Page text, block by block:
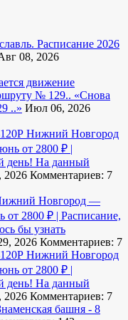
Расписание 2026
08, 2026
движение
№ 129.. «Снова
..» Июл 06, 2026
Нижний Новгород
от 2800 ₽ |
день! На данный
Комментариев: 7
Новгород —
от 2800 ₽ | Расписание,
бы узнать
2026 Комментариев: 7
Нижний Новгород
от 2800 ₽ |
день! На данный
Комментариев: 7
башня - 8